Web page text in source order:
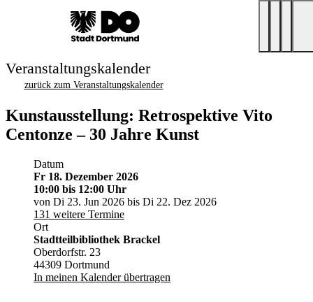
Veranstaltungskalender
zurück zum Veranstaltungskalender
Kunstausstellung: Retrospektive Vito
Centonze – 30 Jahre Kunst
Datum
Fr 18. Dezember 2026
10:00 bis 12:00 Uhr
von Di 23. Jun 2026 bis Di 22. Dez 2026
131 weitere Termine
Ort
Stadtteilbibliothek Brackel
Oberdorfstr. 23
44309 Dortmund
In meinen Kalender übertragen